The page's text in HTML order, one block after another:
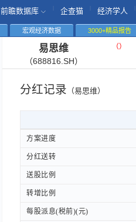
前瞻数据库 企查猫 经济学人
宏观经济数据 3000+精品报告
易思维
（688816.SH）
（）
分红记录 （易思维）
方案进度
分红送转
送股比例
转增比例
每股派息(税前)(元)
方案进度
分红送转
送股比例
转增比例
每股派息(税前)(元)